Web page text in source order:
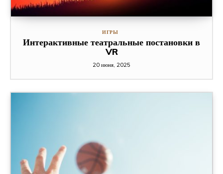
ИГРЫ
Интерактивные театральные постановки в
VR
20 июня, 2025